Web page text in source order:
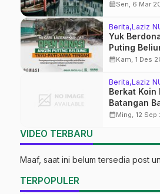
calendar_monthSen, 6 Mar
Berita Laziz
Yuk Berdonasi Korban Angin
Puting
calendar_monthKam, 1 Des
Berita Laziz
Berkat Koin
Batangan
Baru Senilai
calendar_monthMing, 12 Sep
VIDEO TERBARU
Maaf, saat ini belum tersedia post
TERPOPULER